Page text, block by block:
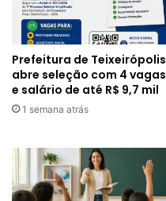
Prefeitura de Teixeirópolis
abre seleção com 4 vagas
e salário de até R$ 9,7 mil
1 semana atrás